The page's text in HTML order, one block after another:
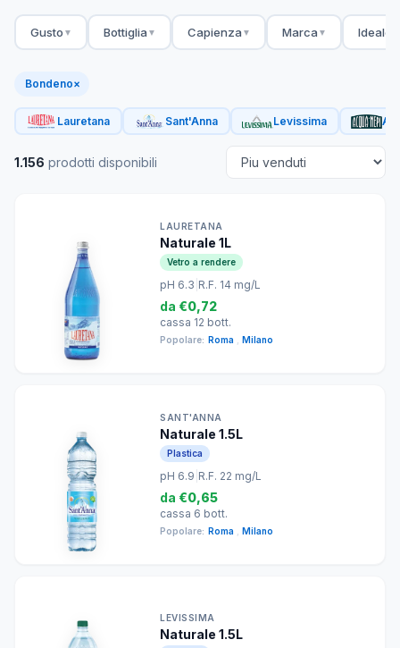
Gusto ▼ Bottiglia ▼ Capienza ▼ Marca ▼ Ideale
Bondeno×
Lauretana Sant'Anna Levissima
1.156 prodotti disponibili
LAURETANA
Naturale 1L
Vetro a rendere
pH 6.3 R.F. 14 mg/L
da €0,72
cassa 12 bott.
Popolare: Roma Milano
SANT'ANNA
Naturale 1.5L
Plastica
pH 6.9 R.F. 22 mg/L
da €0,65
cassa 6 bott.
Popolare: Roma Milano
LEVISSIMA
Naturale 1.5L